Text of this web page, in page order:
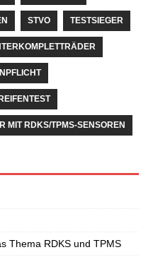
STVO TESTSIEGER
MIT RDKS/TPMS-SENSOREN
Thema RDKS und TPMS